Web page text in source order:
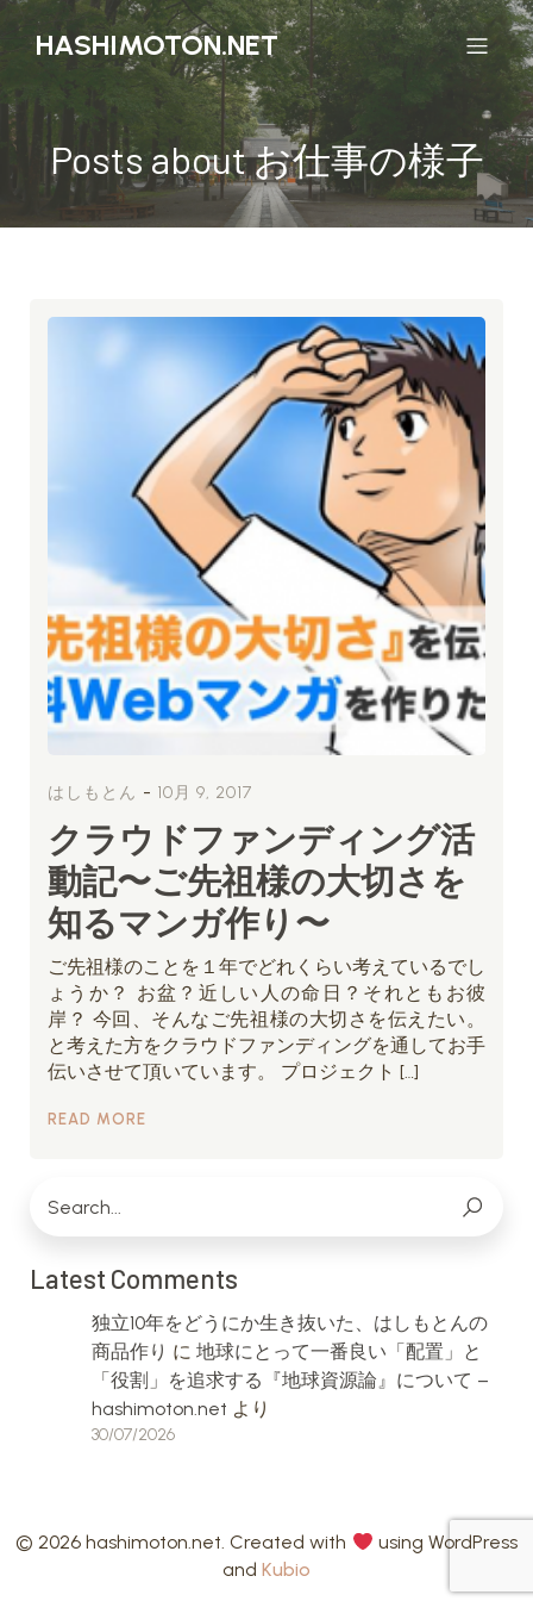
HASHIMOTON.NET
Posts about お仕事の様子
はしもとん - 10月 9, 2017
クラウドファンディング活
動記〜ご先祖様の大切さを
知るマンガ作り〜
ご先祖様のことを１年でどれくらい考えているでし
ょうか？ お盆？近しい人の命日？それともお彼
岸？ 今回、そんなご先祖様の大切さを伝えたい。
と考えた方をクラウドファンディングを通してお手
伝いさせて頂いています。 プロジェクト […]
READ MORE
Latest Comments
独立10年をどうにか生き抜いた、はしもとんの
商品作り に 地球にとって一番良い「配置」と
「役割」を追求する『地球資源論』について –
hashimoton.net より
30/07/2026
© 2026 hashimoton.net. Created with
using WordPress
and Kubio